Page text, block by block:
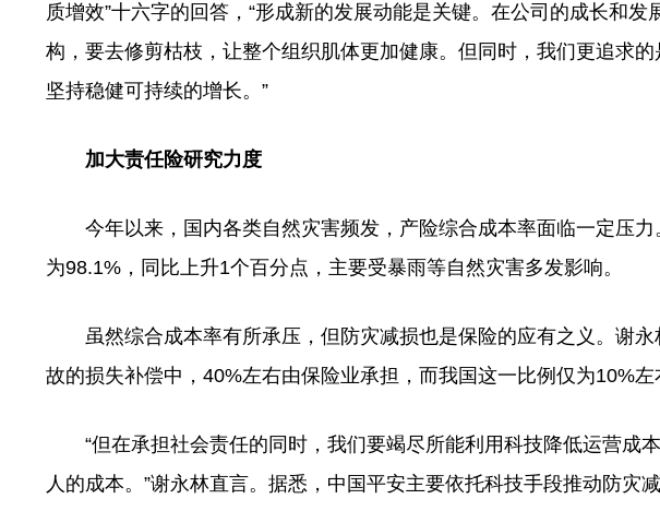
质增效”十六字的回答，“形成新的发展动能是关键。在公司的成长和
构，要去修剪枯枝，让整个组织肌体更加健康。但同时，我们更追求
坚持稳健可持续的增长。”
加大责任险研究力度
今年以来，国内各类自然灾害频发，产险综合成本率面临一定压力
为98.1%，同比上升1个百分点，主要受暴雨等自然灾害多发影响。
虽然综合成本率有所承压，但防灾减损也是保险的应有之义。谢永
故的损失补偿中，40%左右由保险业承担，而我国这一比例仅为10%
“但在承担社会责任的同时，我们要竭尽所能利用科技降低运营成
人的成本。”谢永林直言。据悉，中国平安主要依托科技手段推动防灾